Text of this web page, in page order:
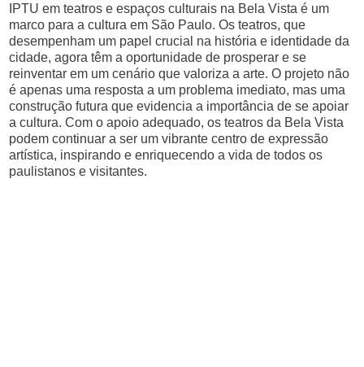
IPTU em teatros e espaços culturais na Bela Vista é um
marco para a cultura em São Paulo. Os teatros, que
desempenham um papel crucial na história e identidade da
cidade, agora têm a oportunidade de prosperar e se
reinventar em um cenário que valoriza a arte. O projeto não
é apenas uma resposta a um problema imediato, mas uma
construção futura que evidencia a importância de se apoiar
a cultura. Com o apoio adequado, os teatros da Bela Vista
podem continuar a ser um vibrante centro de expressão
artística, inspirando e enriquecendo a vida de todos os
paulistanos e visitantes.